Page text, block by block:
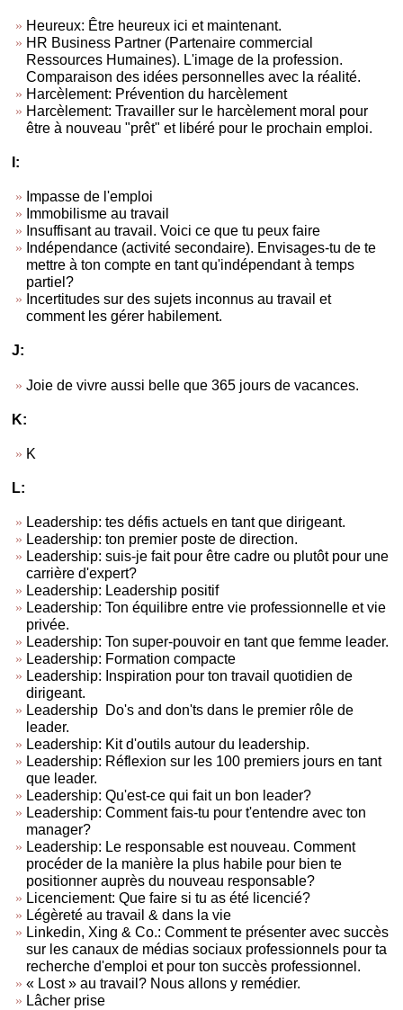
Heureux: Être heureux ici et maintenant.
HR Business Partner (Partenaire commercial
Ressources Humaines). L'image de la profession.
Comparaison des idées personnelles avec la réalité.
Harcèlement: Prévention du harcèlement
Harcèlement: Travailler sur le harcèlement moral pour
être à nouveau "prêt" et libéré pour le prochain emploi.
I:
Impasse de l'emploi
Immobilisme au travail
Insuffisant au travail. Voici ce que tu peux faire
Indépendance (activité secondaire). Envisages-tu de te
mettre à ton compte en tant qu'indépendant à temps
partiel?
Incertitudes sur des sujets inconnus au travail et
comment les gérer habilement.
J:
Joie de vivre aussi belle que 365 jours de vacances.
K:
K
L:
Leadership: tes défis actuels en tant que dirigeant.
Leadership: ton premier poste de direction.
Leadership: suis-je fait pour être cadre ou plutôt pour une
carrière d'expert?
Leadership: Leadership positif
Leadership: Ton équilibre entre vie professionnelle et vie
privée.
Leadership: Ton super-pouvoir en tant que femme leader.
Leadership: Formation compacte
Leadership: Inspiration pour ton travail quotidien de
dirigeant.
Leadership Do's and don'ts dans le premier rôle de
leader.
Leadership: Kit d'outils autour du leadership.
Leadership: Réflexion sur les 100 premiers jours en tant
que leader.
Leadership: Qu'est-ce qui fait un bon leader?
Leadership: Comment fais-tu pour t'entendre avec ton
manager?
Leadership: Le responsable est nouveau. Comment
procéder de la manière la plus habile pour bien te
positionner auprès du nouveau responsable?
Licenciement: Que faire si tu as été licencié?
Légèreté au travail & dans la vie
Linkedin, Xing & Co.: Comment te présenter avec succès
sur les canaux de médias sociaux professionnels pour ta
recherche d'emploi et pour ton succès professionnel.
« Lost » au travail? Nous allons y remédier.
Lâcher prise